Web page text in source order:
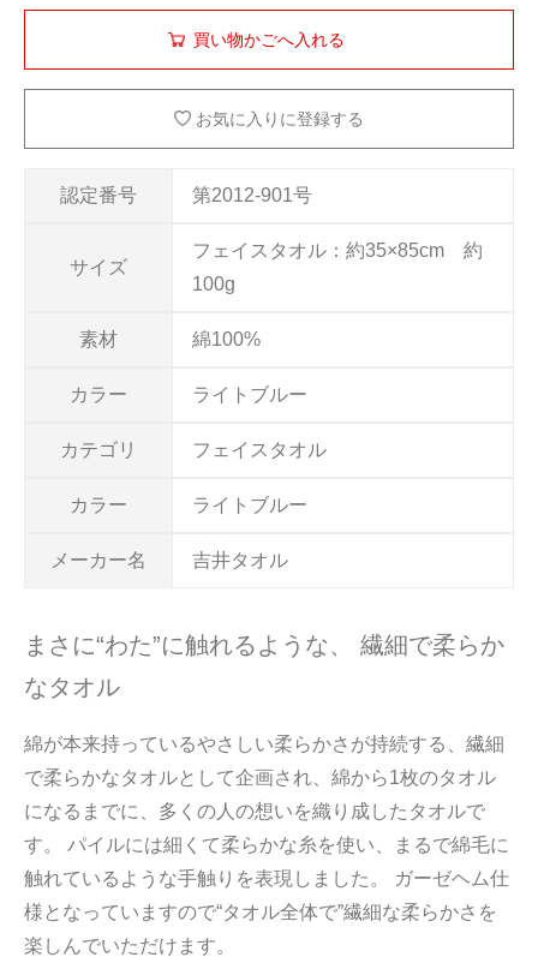
認定番号 第2012-901号
サイズ
フェイスタオル：約35×85cm 約
100g
素材 綿100%
カラー ライトブルー
カテゴリ フェイスタオル
カラー ライトブルー
メーカー名 吉井タオル
お気に入りに登録する
まさに“わた”に触れるような、 繊細で柔らか
なタオル
綿が本来持っているやさしい柔らかさが持続する、繊細
で柔らかなタオルとして企画され、綿から1枚のタオル
になるまでに、多くの人の想いを織り成したタオルで
す。 パイルには細くて柔らかな糸を使い、まるで綿毛に
触れているような手触りを表現しました。 ガーゼヘム仕
様となっていますので“タオル全体で”繊細な柔らかさを
楽しんでいただけます。